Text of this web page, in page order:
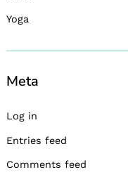
Yoga
Meta
Log in
Entries feed
Comments feed